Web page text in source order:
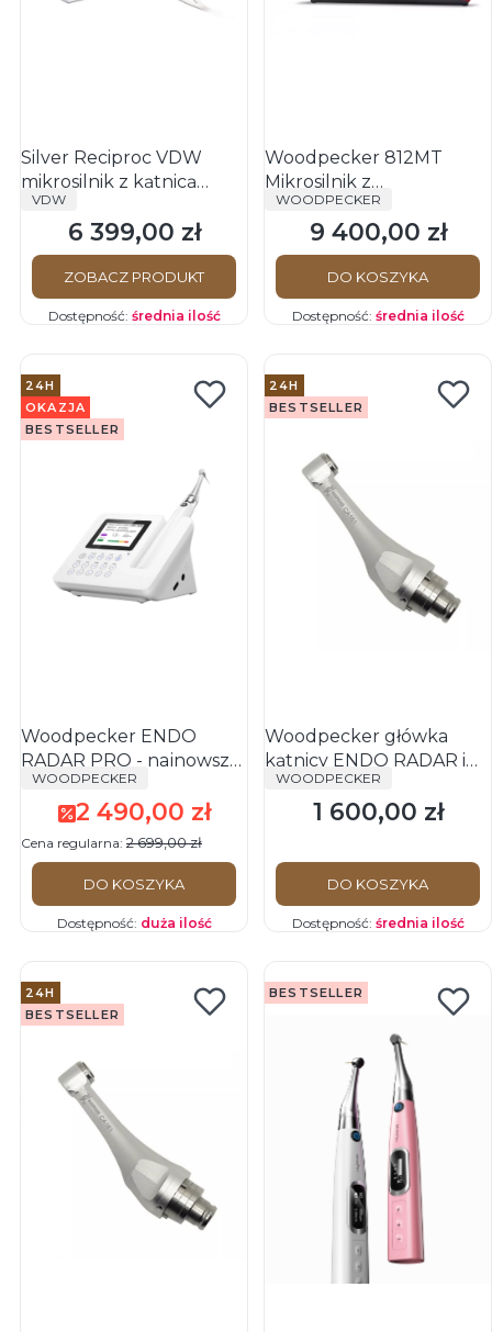
Silver Reciproc VDW
mikrosilnik z kątnicą
endodontyczną
PRODUCENT
VDW
Cena
6 399,00 zł
ZOBACZ PRODUKT
Dostępność: średnia ilość
Woodpecker 812MT
Mikrosilnik z
wbudowanym
endometrem
PRODUCENT
WOODPECKER
Cena
9 400,00 zł
DO KOSZYKA
Dostępność: średnia ilość
24H
OKAZJA
BESTSELLER
Woodpecker ENDO
RADAR PRO - najnowsza
wersja
PRODUCENT
WOODPECKER
Cena promocyjna
2 490,00 zł
Cena regularna: 2 699,00 zł
DO KOSZYKA
Dostępność: duża ilość
24H
BESTSELLER
Woodpecker główka
kątnicy ENDO RADAR i
Motopex
PRODUCENT
WOODPECKER
Cena
1 600,00 zł
DO KOSZYKA
Dostępność: średnia ilość
24H
BESTSELLER
BESTSELLER